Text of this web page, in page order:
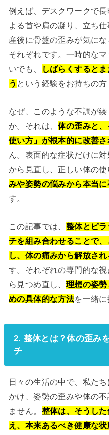
例えば、デスクワークで
よる首や肩の凝り、立ち
産後に骨盤の歪みが気に
それぞれです。一時的な
いでも、
しばらくすると
う という経験をお持ちの方
なぜ、このような不調が
か。それは、体の歪みと
使い方」が根本的に改善さ
ん。表面的な症状だけに
から見直し、正しい体の使
みや姿勢の悩みから本当
す。
この記事では、 整体とピ
チを組み合わせることで
し、体の痛みから解放さ
す。それぞれの専門的な
ら見つめ直し、 理想の姿
めの具体的な方法を一緒に
2. 整体とは？体の歪み
チ
日々の生活の中で、私た
かけ、姿勢の歪みや体の
ません。 整体は、そうし
え、本来あるべき健康な